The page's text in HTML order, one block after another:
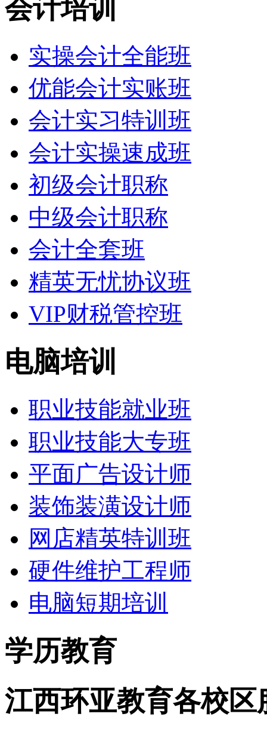
会计培训
实操会计全能班
优能会计实账班
会计实习特训班
会计实操速成班
初级会计职称
中级会计职称
会计全套班
精英无忧协议班
VIP财税管控班
电脑培训
职业技能就业班
职业技能大专班
平面广告设计师
装饰装潢设计师
网店精英特训班
硬件维护工程师
电脑短期培训
学历教育
江西环亚教育各校区